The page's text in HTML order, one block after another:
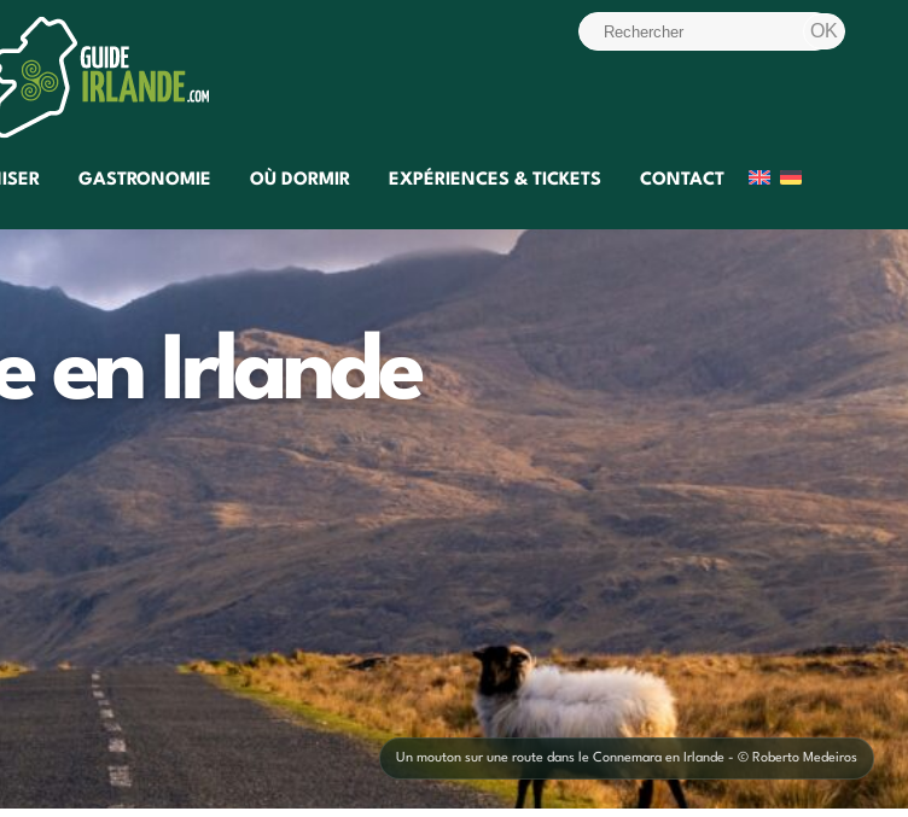
GASTRONOMIE OÙ DORMIR EXPÉRIENCES & TICKETS CONTACT
en Irlande
Un mouton sur une route dans le Connemara en Irlande - © Roberto Medeiros